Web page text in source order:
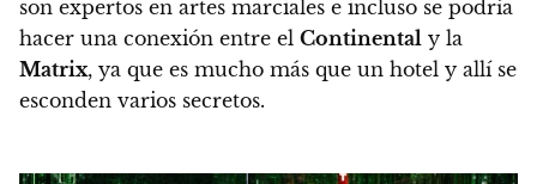
son expertos en artes marciales e incluso se podría
hacer una conexión entre el Continental y la
Matrix, ya que es mucho más que un hotel y allí se
esconden varios secretos.